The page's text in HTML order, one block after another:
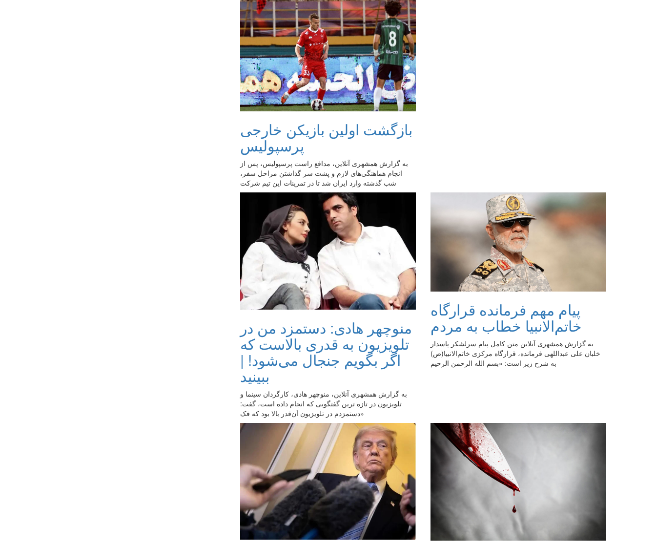
بازگشت‌ اولین بازیکن خارجی
پرسپولیس
به گزارش همشهری آنلاین، مدافع راست پرسپولیس، پس از
انجام هماهنگی‌های لازم و پشت سر گذاشتن مراحل سفر،
شب گذشته وارد ایران شد تا در تمرینات این تیم شرکت
پیام مهم فرمانده قرارگاه
خاتم‌الانبیا خطاب به مردم
به گزارش همشهری آنلاین متن کامل پیام سرلشکر پاسدار
خلبان علی عبداللهی فرمانده، قرارگاه مرکزی خاتم‌الانبیا(ص)
به شرح زیر است: «بسم الله الرحمن الرحیم
منوچهر هادی: دستمزد من در
تلویزیون به قدری بالاست که
اگر بگویم جنجال می‌شود! |
ببینید
به گزارش همشهری آنلاین، منوچهر هادی، کارگردان سینما و
تلویزیون در تازه ترین گفتگویی که انجام داده است، گفت:
«دستمزدم در تلویزیون آن‌قدر بالا بود که فک